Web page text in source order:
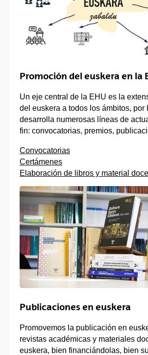
Promoción del euskera en la
Un eje central de la EHU es la
del euskera a todos los ámbitos, por
desarrolla numerosas líneas de
fin: convocatorias, premios,
Convocatorias
Certámenes
Elaboración de libros y material
Publicaciones en euskera
Promovemos la publicación en
revistas académicas y materiales
euskera, bien financiándolas, bien